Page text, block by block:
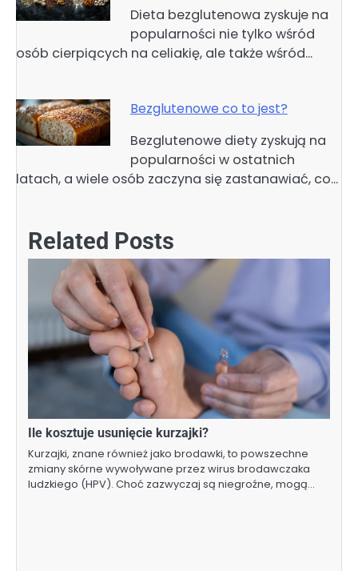
Dieta bezglutenowa zyskuje na
popularności nie tylko wśród
osób cierpiących na celiakię, ale także wśród…
Bezglutenowe co to jest?
Bezglutenowe diety zyskują na
popularności w ostatnich
latach, a wiele osób zaczyna się zastanawiać, co…
Related Posts
Ile kosztuje usunięcie kurzajki?
Kurzajki, znane również jako brodawki, to powszechne
zmiany skórne wywoływane przez wirus brodawczaka
ludzkiego (HPV). Choć zazwyczaj są niegroźne, mogą…